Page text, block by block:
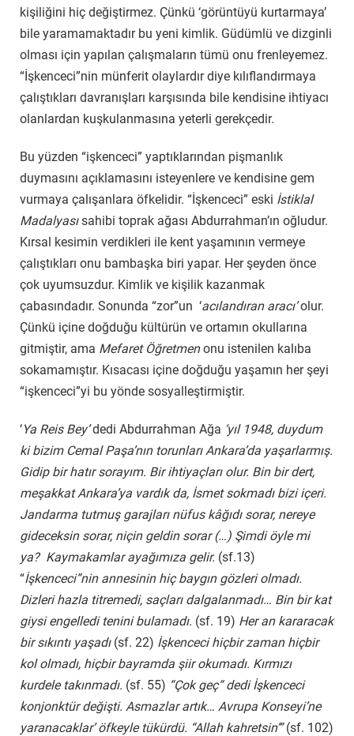
kişiliğini hiç değiştirmez. Çünkü ‘görüntüyü kurtarmaya’
bile yaramamaktadır bu yeni kimlik. Güdümlü ve dizginli
olması için yapılan çalışmaların tümü onu frenleyemez.
“İşkenceci”nin münferit olaylardır diye kılıflandırmaya
çalıştıkları davranışları karşısında bile kendisine ihtiyacı
olanlardan kuşkulanmasına yeterli gerekçedir.
Bu yüzden “işkenceci” yaptıklarından pişmanlık
duymasını açıklamasını isteyenlere ve kendisine gem
vurmaya çalışanlara öfkelidir. “İşkenceci” eski İstiklal
Madalyasısahibi toprak ağası Abdurrahman’ın oğludur.
Kırsal kesimin verdikleri ile kent yaşamının vermeye
çalıştıkları onu bambaşka biri yapar. Her şeyden önce
çok uyumsuzdur. Kimlik ve kişilik kazanmak
çabasındadır. Sonunda “zor”un ‘acılandıran aracı’olur.
Çünkü içine doğduğu kültürün ve ortamın okullarına
gitmiştir, ama Mefaret Öğretmenonu istenilen kalıba
sokamamıştır. Kısacası içine doğduğu yaşamın her şeyi
“işkenceci”yi bu yönde sosyalleştirmiştir.
‘Ya Reis Bey’dedi Abdurrahman Ağa ‘yıl 1948, duydum
ki bizim Cemal Paşa’nın torunları Ankara’da yaşarlarmış.
Gidip bir hatır sorayım. Bir ihtiyaçları olur. Bin bir dert,
meşakkat Ankara’ya vardık da, İsmet sokmadı bizi içeri.
Jandarma tutmuş garajları nüfus kâğıdı sorar, nereye
gideceksin sorar, niçin geldin sorar (…) Şimdi öyle mi
ya? Kaymakamlar ayağımıza gelir. (sf.13)
“İşkenceci”nin annesinin hiç baygın gözleri olmadı.
Dizleri hazla titremedi, saçları dalgalanmadı… Bin bir kat
giysi engelledi tenini bulamadı. (sf. 19) Her an kararacak
bir sıkıntı yaşadı (sf. 22) İşkenceci hiçbir zaman hiçbir
kol olmadı, hiçbir bayramda şiir okumadı. Kırmızı
kurdele takınmadı. (sf. 55) “Çok geç“ dedi İşkenceci
konjonktür değişti. Asmazlar artık… Avrupa Konseyi’ne
yaranacaklar’ öfkeyle tükürdü. “Allah kahretsin’”(sf. 102)